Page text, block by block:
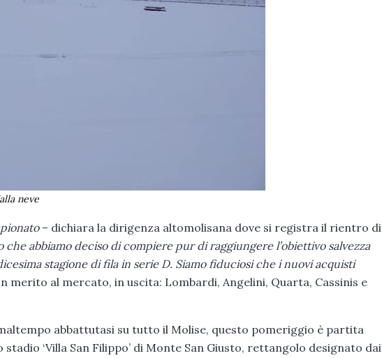
neve
– dichiara la dirigenza altomolisana dove si registra il rientro di
che abbiamo deciso di compiere pur di raggiungere l’obiettivo salvezza
stagione di fila in serie D. Siamo fiduciosi che i nuovi acquisti
merito al mercato, in uscita: Lombardi, Angelini, Quarta, Cassinis e
abbattutasi su tutto il Molise, questo pomeriggio è partita
‘Villa San Filippo’ di Monte San Giusto, rettangolo designato dai